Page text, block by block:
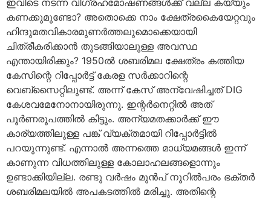
കണക്കുമുണ്ടോ? അതൊക്കെ നാം ക്ഷേത്രകൈയേറ്റവും
ഹിന്ദുമതവികാരമുണര്‍ത്തലുമൊക്കെയായി
ചിത്രീകരിക്കാന്‍ തുടങ്ങിയാലുള്ള അവസ്ഥ
എന്തായിരിക്കും? 1950ല്‍ ശബരിമല ക്ഷേത്രം കത്തിയ
കേസിന്റെ റിപ്പോര്‍ട്ട് കേരള സര്‍ക്കാറിന്റെ
വെബ്‌സൈറ്റിലുണ്ട്. അന്ന് കേസ് അന്വേഷിച്ചത് DIG
കേശവമേനോനായിരുന്നു. ഇന്റര്‍നെറ്റില്‍ അത്
പൂര്‍ണരൂപത്തില്‍ കിട്ടും. അന്യമതക്കാര്‍ക്ക് ഈ
കാര്യത്തിലുള്ള പങ്ക് വ്യക്തമായി റിപ്പോര്‍ട്ടില്‍
പറയുന്നുണ്ട്. എന്നാല്‍ അന്നത്തെ മാധ്യമങ്ങള്‍ ഇന്ന്
കാണുന്ന വിധത്തിലുള്ള കോലാഹലങ്ങളൊന്നും
ഉണ്ടാക്കിയില്ല. രണ്ടു വര്‍ഷം മുന്‍പ് നൂറില്‍പരം ഭക്തര്‍
ശബരിമലയില്‍ അപകടത്തില്‍ മരിച്ചു. അതിന്റെ